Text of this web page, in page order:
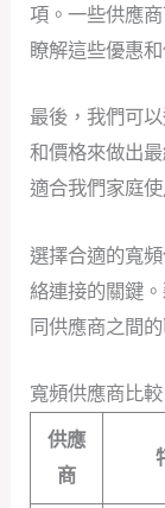
項。一些供應
瞭解這些優惠
最後，我們可
和價格來做出
適合我們家庭
選擇合適的寬
絡連接的關鍵
同供應商之間
寬頻供應商比較
供應
商